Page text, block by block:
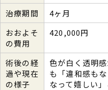
治療期間
4ヶ月
おおよそ
の費用
420,000円
術後の経
過や現在
の様子
色が白く透明
も「違和感も
なって嬉しい